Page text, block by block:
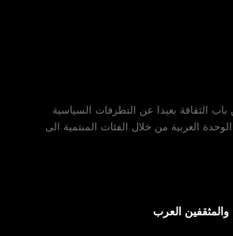
الثقافة بعيدا عن التطرفات السياسية
العربية من خلال الفئات المنتمية الى
العرب